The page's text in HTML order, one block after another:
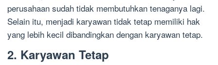
perusahaan sudah tidak membutuhkan tenaganya lagi.
Selain itu, menjadi karyawan tidak tetap memiliki hak
yang lebih kecil dibandingkan dengan karyawan tetap.
2. Karyawan Tetap